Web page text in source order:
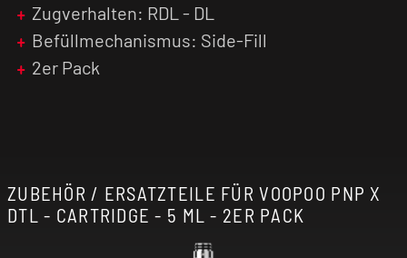
Zugverhalten: RDL - DL
Befüllmechanismus: Side-Fill
2er Pack
ZUBEHÖR / ERSATZTEILE FÜR VOOPOO PNP X
DTL - CARTRIDGE - 5 ML - 2ER PACK